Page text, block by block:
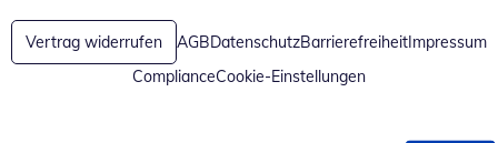
Vertrag widerrufen AGBDatenschutzBarrierefreiheitImpressum
ComplianceCookie-Einstellungen